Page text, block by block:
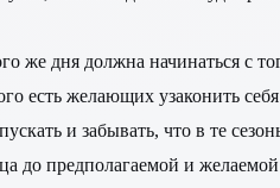
же дня должна начинаться с
есть желающих узаконить
и забывать, что в те
до предполагаемой и